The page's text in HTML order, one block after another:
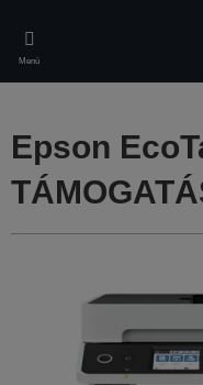
main
content
Menü
Epson